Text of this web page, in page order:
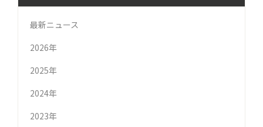
最新ニュース
2026年
2025年
2024年
2023年